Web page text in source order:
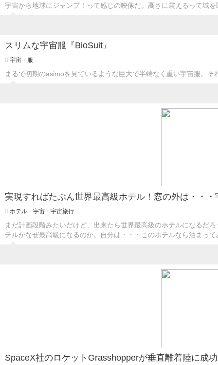
宇宙から地球にジャンプ！って感じの映像だ。高さに震えるって域
スリムな宇宙服『BioSuit』
宇宙 ・ 服
まるで初期のasimoを見ているような巨大で半端なく重い宇宙服。
実現すればたぶん世界最高級ホテル！窓の外は・・・
ホテル ・ 宇宙 ・ 宇宙旅行
まだ計画段階みたいだけど、出来たら世界最高級のホテルになるだ
テルがなぜ最高級になるのか。自分は・・・このホテルなら泊まっ
SpaceX社のロケットGrasshopperが垂直離着陸に成